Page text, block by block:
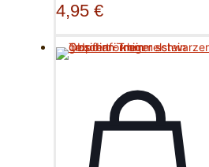
4,95 €